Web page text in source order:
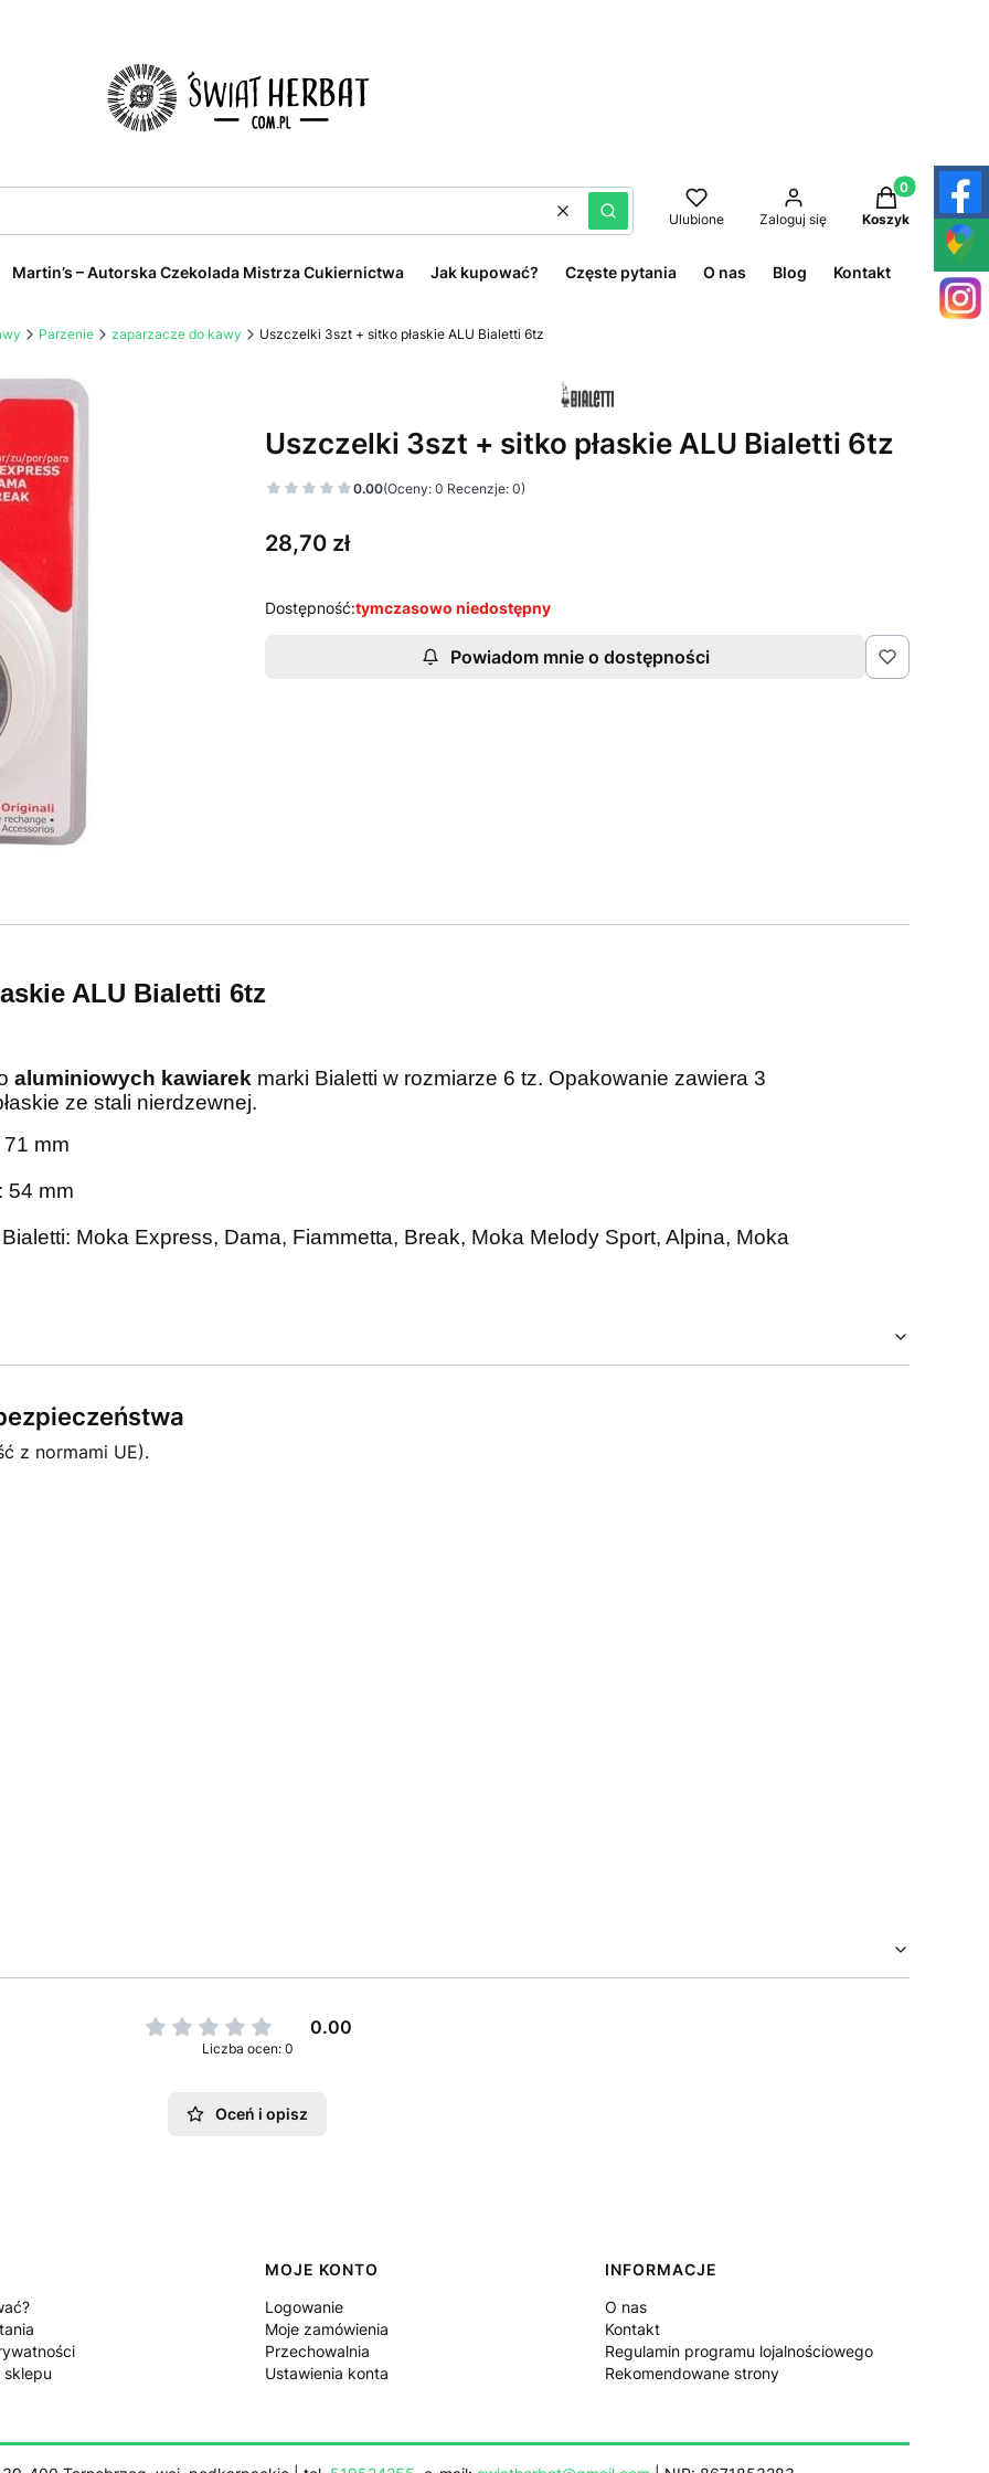
WyczyśćSzukaj Ulubione Zaloguj się
Produkty w
Koszyk
Martin’s – Autorska Czekolada Mistrza Cukiernictwa Jak kupować? Częste pytania O nas Blog Kontakt
Parzenie zaparzacze do kawy Uszczelki 3szt + sitko płaskie ALU Bialetti 6tz
Uszczelki 3szt + sitko płaskie ALU Bialetti 6tz
0.00(Oceny: 0 Recenzje: 0)
Cena
28,70 zł
Dostępność:tymczasowo niedostępny
Powiadom mnie o dostępności
ALU Bialetti 6tz
aluminiowych kawiarek marki Bialetti w rozmiarze 6 tz. Opakowanie zawiera 3
ze stali nierdzewnej.
mm
54 mm
Moka Express, Dama, Fiammetta, Break, Moka Melody Sport, Alpina, Moka
z normami UE).
0.00
Liczba ocen: 0
Oceń i opisz
sklepu
MOJE KONTO
Logowanie
Moje zamówienia
Przechowalnia
Ustawienia konta
INFORMACJE
O nas
Kontakt
Regulamin programu lojalnościowego
Rekomendowane strony